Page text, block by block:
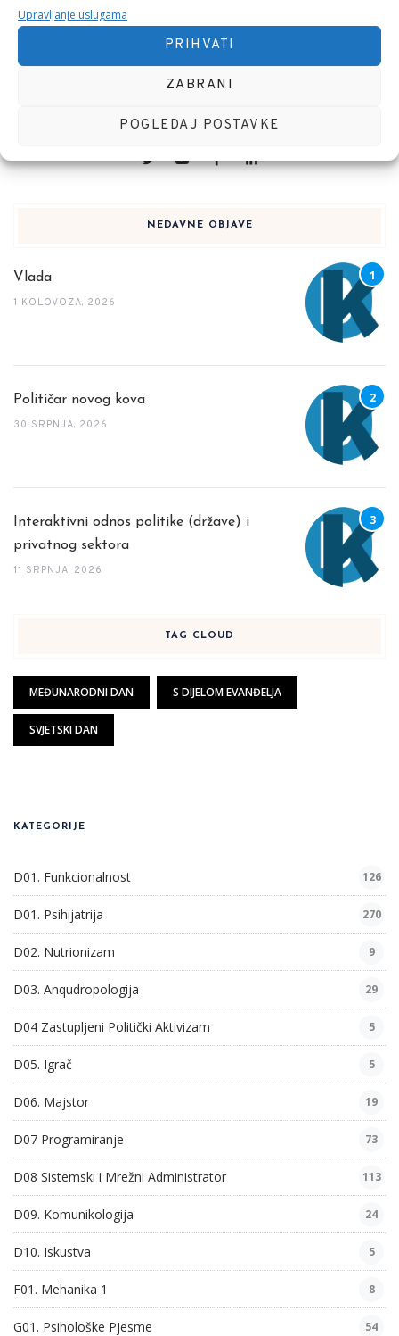
Upravljanje uslugama
PRIHVATI
ZABRANI
POGLEDAJ POSTAVKE
NEDAVNE OBJAVE
Vlada
1 KOLOVOZA, 2026
Političar novog kova
30 SRPNJA, 2026
Interaktivni odnos politike (države) i
privatnog sektora
11 SRPNJA, 2026
TAG CLOUD
MEĐUNARODNI DAN S DIJELOM EVANĐELJA
SVJETSKI DAN
KATEGORIJE
D01. Funkcionalnost 126
D01. Psihijatrija 270
D02. Nutrionizam 9
D03. Anqudropologija 29
D04 Zastupljeni Politički Aktivizam 5
D05. Igrač 5
D06. Majstor 19
D07 Programiranje 73
D08 Sistemski i Mrežni Administrator 113
D09. Komunikologija 24
D10. Iskustva 5
F01. Mehanika 1 8
G01. Psihološke Pjesme 54